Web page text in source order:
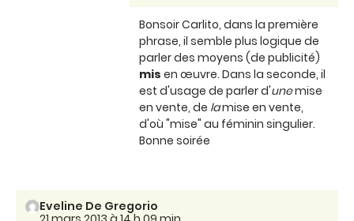
Bonsoir Carlito, dans la première
phrase, il semble plus logique de
parler des moyens (de publicité)
mis en œuvre. Dans la seconde, il
est d'usage de parler d'unemise
en vente, de lamise en vente,
d'où "mise" au féminin singulier.
Bonne soirée
Eveline De Gregorio